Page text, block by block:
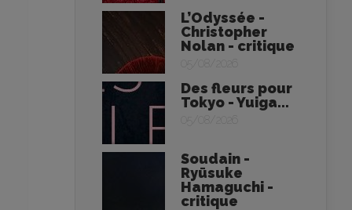
L’Odyssée -
Christopher
Nolan - critique
05/08/2026
Des fleurs pour
Tokyo - Yuiga...
05/08/2026
Soudain -
Ryūsuke
Hamaguchi -
critique